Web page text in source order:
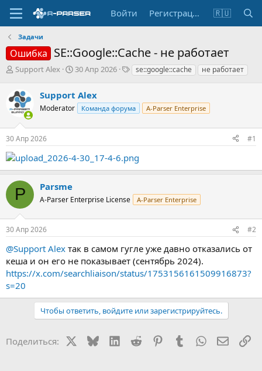
Войти Регистрация 🇷🇺
Задачи
Ошибка SE::Google::Cache - не работает
А
т
о
р
е
м
ы
Support Alex
Д
а
н
ч
л
а
30 Апр 2026
Т
и
se::google::cache не работает
Support Alex
Moderator Команда форума A-Parser Enterprise
30 Апр 2026 #1
P Parsme
A-Parser Enterprise License A-Parser Enterprise
30 Апр 2026 #2
@Support Alex так в самом гугле уже давно отказались от
кеша и он его не показывает (сентябрь 2024).
https://x.com/searchliaison/status/1753156161509916873?
s=20
Чтобы ответить, войдите или зарегистрируйтесь.
Поделиться: BlueskyLinkedIn
Reddit PinterestTumblr WhatsApp